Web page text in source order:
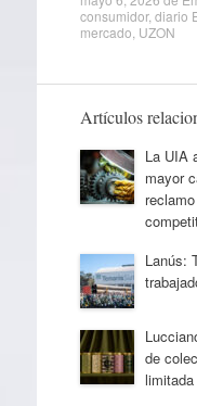
consumidor, diario
mercado UZON
Artículos
La UIA
mayor
Lanús:
de